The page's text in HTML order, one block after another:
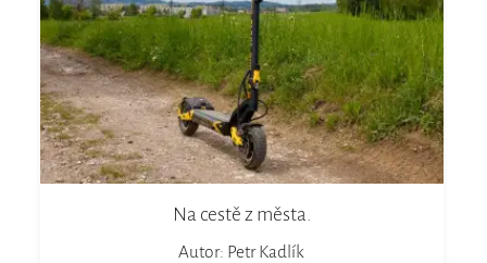
Na cestě z města.
Autor: Petr Kadlík